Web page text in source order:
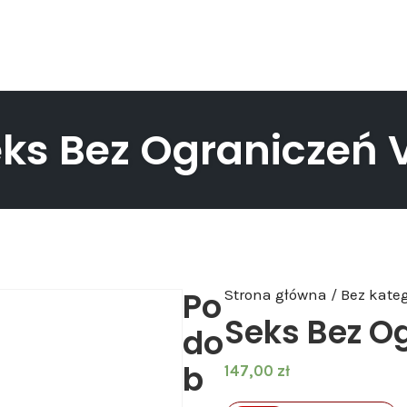
Bez Ograniczeń
Strona główna / Bez
Seks Bez
147,00 zł
Po
do
b